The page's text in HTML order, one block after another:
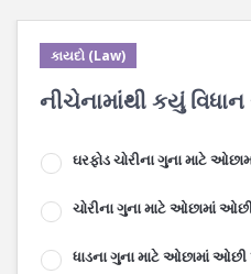
કાયદો (Law)
નીચેનામાંથી કયું
ઘરફોડ ચોરીના ગુના માટે
ચોરીના ગુના માટે ઓછામાં
ધાડના ગુના માટે ઓછામાં